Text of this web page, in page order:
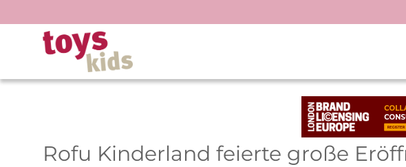
Inhalt
springen
Rofu Kinderland feierte große